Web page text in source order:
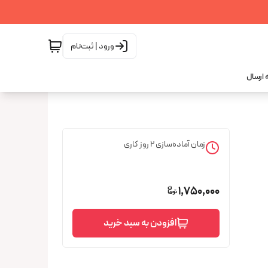
ورود | ثبت‌نام
ارسال
زمان آماده‌سازی2روز کاری
1,750,000
افزودن به سبد خرید